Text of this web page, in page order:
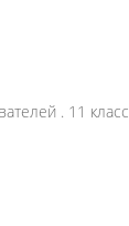
. 11 класс